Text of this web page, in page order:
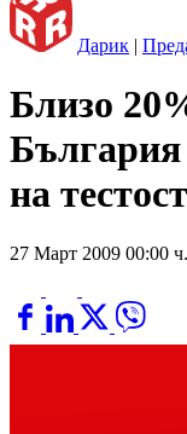
Дарик |
Близо
България
на
27 Март 2009 00:00 ч.